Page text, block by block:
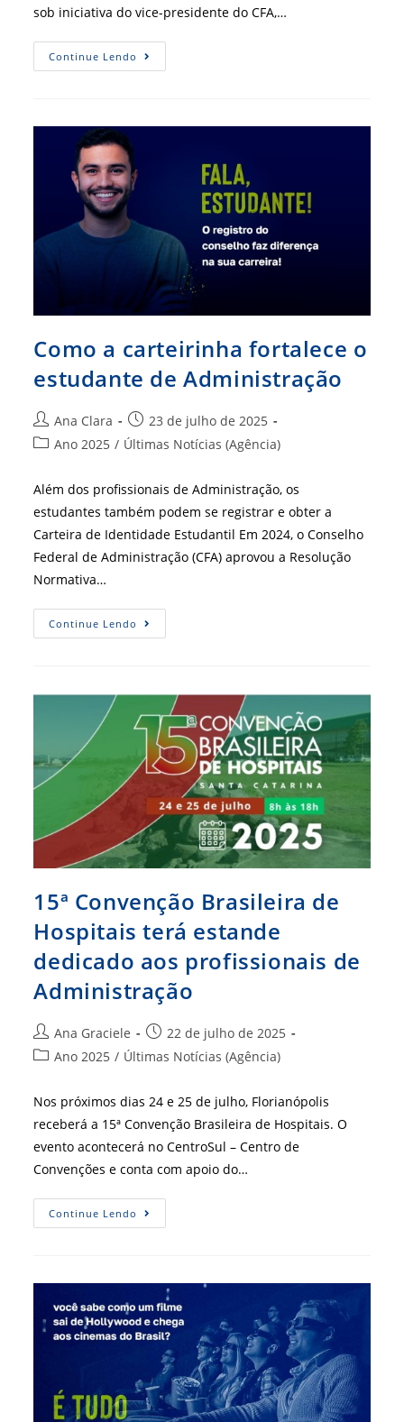
sob iniciativa do vice-presidente do CFA,…
Continue Lendo Trabalho
Remoto
É
Referência
Cultura
De
Gestão
Como a carteirinha fortalece o
estudante de Administração
Autor
do
Ana Clara
Post
publicado:
23 de julho de 2025
Categoria
post:
Ano 2025 / Últimas Notícias (Agência)
Além dos profissionais de Administração, os
estudantes também podem se registrar e obter a
Carteira de Identidade Estudantil Em 2024, o Conselho
Federal de Administração (CFA) aprovou a Resolução
Normativa…
Continue Lendo Como
A
De
Administração
15ª Convenção Brasileira de
Hospitais terá estande
dedicado aos profissionais de
Administração
Autor
do
Ana Graciele
Post
publicado:
22 de julho de 2025
Categoria
post:
Ano 2025 / Últimas Notícias (Agência)
Nos próximos dias 24 e 25 de julho, Florianópolis
receberá a 15ª Convenção Brasileira de Hospitais. O
evento acontecerá no CentroSul – Centro de
Convenções e conta com apoio do…
Continue Lendo 15ª
Convenção
Estande
Dedicado
Aos
Profissionais
De
Administração